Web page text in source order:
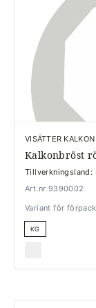
VISÄTTER KALKON
Kalkonbröst
Tillverkningsland:
Art.nr 9390002
Variant för
KG